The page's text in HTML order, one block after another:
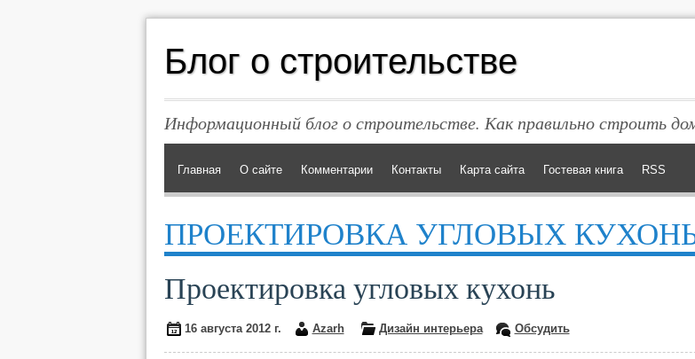
Блог о строительстве
Информационный блог о строительстве. Как правильно строить
Главная О сайте Комментарии Контакты Карта сайта Гостевая книга RSS
ПРОЕКТИРОВКА УГЛОВЫХ
Проектировка угловых кухонь
16 августа 2012 г. Azarh Дизайн интерьера Обсудить